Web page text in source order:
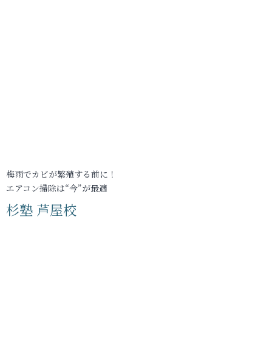
梅雨でカビが繁殖する前に！
エアコン掃除は“今”が最適
杉塾 芦屋校